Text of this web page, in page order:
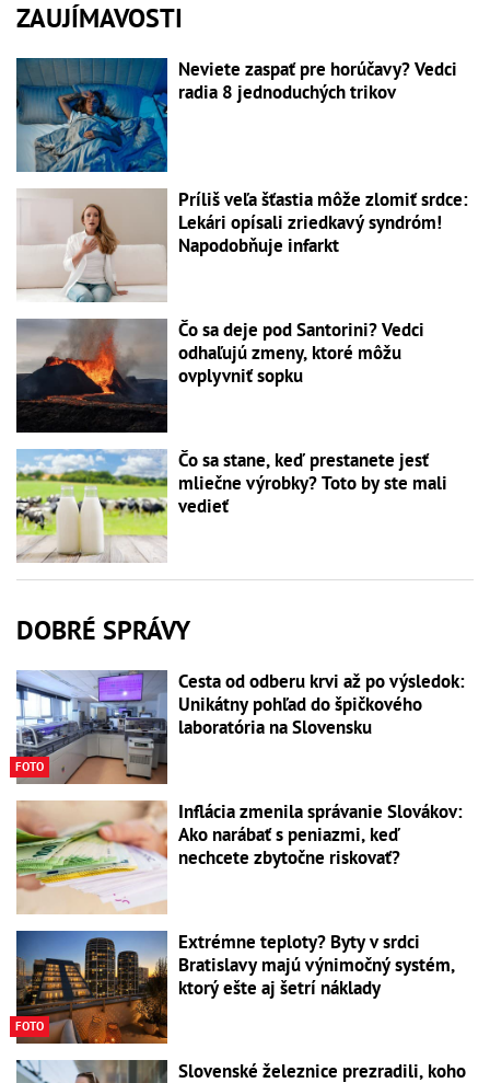
ZAUJÍMAVOSTI
Neviete zaspať pre horúčavy? Vedci
radia 8 jednoduchých trikov
Príliš veľa šťastia môže zlomiť srdce:
Lekári opísali zriedkavý syndróm!
Napodobňuje infarkt
Čo sa deje pod Santorini? Vedci
odhaľujú zmeny, ktoré môžu
ovplyvniť sopku
Čo sa stane, keď prestanete jesť
mliečne výrobky? Toto by ste mali
vedieť
DOBRÉ SPRÁVY
FOTO
Cesta od odberu krvi až po výsledok:
Unikátny pohľad do špičkového
laboratória na Slovensku
Inflácia zmenila správanie Slovákov:
Ako narábať s peniazmi, keď
nechcete zbytočne riskovať?
FOTO
Extrémne teploty? Byty v srdci
Bratislavy majú výnimočný systém,
ktorý ešte aj šetrí náklady
Slovenské železnice prezradili, koho